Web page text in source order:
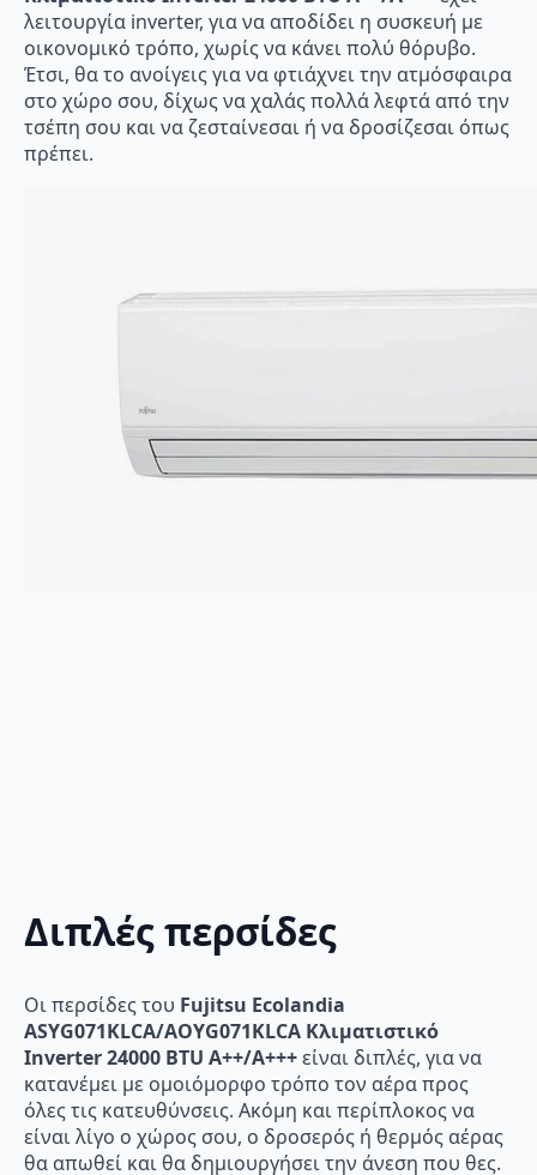
λειτουργία inverter, για να αποδίδει η συσκευή με
οικονομικό τρόπο, χωρίς να κάνει πολύ θόρυβο.
Έτσι, θα το ανοίγεις για να φτιάχνει την ατμόσφαιρα
στο χώρο σου, δίχως να χαλάς πολλά λεφτά από την
τσέπη σου και να ζεσταίνεσαι ή να δροσίζεσαι όπως
πρέπει.
Διπλές περσίδες
Οι περσίδες του Fujitsu Ecolandia
ASYG071KLCA/AOYG071KLCA Κλιματιστικό
Inverter 24000 BTU A++/A+++είναι διπλές, για να
κατανέμει με ομοιόμορφο τρόπο τον αέρα προς
όλες τις κατευθύνσεις. Ακόμη και περίπλοκος να
είναι λίγο ο χώρος σου, ο δροσερός ή θερμός αέρας
θα απωθεί και θα δημιουργήσει την άνεση που θες.